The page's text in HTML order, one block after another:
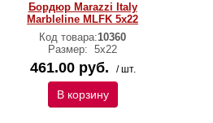
Бордюр Marazzi Italy
Marbleline MLFK 5х22
Код товара:10360
Размер: 5х22
461.00 руб. / шт.
В корзину